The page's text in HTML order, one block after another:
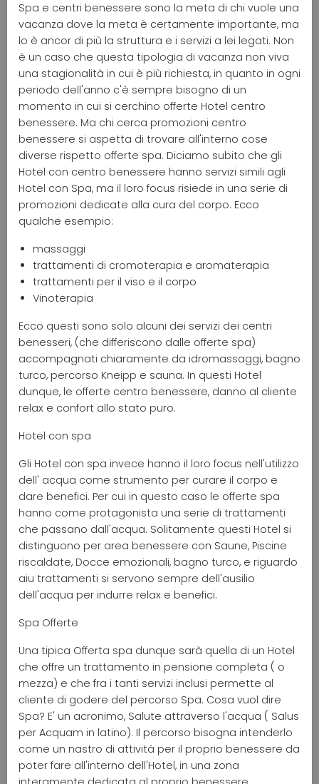
Spa e centri benessere sono la meta di chi vuole una
vacanza dove la meta è certamente importante, ma
lo è ancor di più la struttura e i servizi a lei legati. Non
è un caso che questa tipologia di vacanza non viva
una stagionalità in cui è più richiesta, in quanto in ogni
periodo dell'anno c'è sempre bisogno di un
momento in cui si cerchino offerte Hotel centro
benessere. Ma chi cerca promozioni centro
benessere si aspetta di trovare all'interno cose
diverse rispetto offerte spa. Diciamo subito che gli
Hotel con centro benessere hanno servizi simili agli
Hotel con Spa, ma il loro focus risiede in una serie di
promozioni dedicate alla cura del corpo. Ecco
qualche esempio:
massaggi
trattamenti di cromoterapia e aromaterapia
trattamenti per il viso e il corpo
Vinoterapia
Ecco questi sono solo alcuni dei servizi dei centri
benesseri, (che differiscono dalle offerte spa)
accompagnati chiaramente da idromassaggi, bagno
turco, percorso Kneipp e sauna. In questi Hotel
dunque, le offerte centro benessere, danno al cliente
relax e confort allo stato puro.
Hotel con spa
Gli Hotel con spa invece hanno il loro focus nell'utilizzo
dell' acqua come strumento per curare il corpo e
dare benefici. Per cui in questo caso le offerte spa
hanno come protagonista una serie di trattamenti
che passano dall'acqua. Solitamente questi Hotel si
distinguono per area benessere con Saune, Piscine
riscaldate, Docce emozionali, bagno turco, e riguardo
aiu trattamenti si servono sempre dell'ausilio
dell'acqua per indurre relax e benefici.
Spa Offerte
Una tipica Offerta spa dunque sarà quella di un Hotel
che offre un trattamento in pensione completa ( o
mezza) e che fra i tanti servizi inclusi permette al
cliente di godere del percorso Spa. Cosa vuol dire
Spa? E' un acronimo, Salute attraverso l'acqua ( Salus
per Acquam in latino). Il percorso bisogna intenderlo
come un nastro di attività per il proprio benessere da
poter fare all'interno dell'Hotel, in una zona